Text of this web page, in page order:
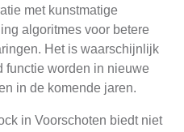
met kunstmatige
algoritmes voor betere
Het is waarschijnlijk
functie worden in nieuwe
in de komende jaren.
in Voorschoten biedt niet